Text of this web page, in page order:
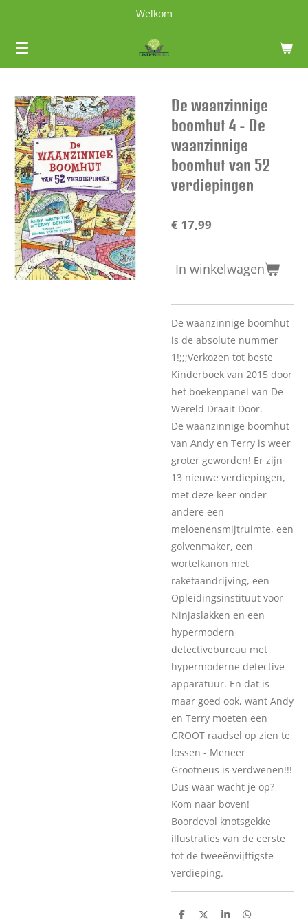
naar
de
Welkom
De waanzinnige
boomhut 4 - De
waanzinnige
boomhut van 52
verdiepingen
€ 17,99
In winkelwagen
De waanzinnige boomhut
is de absolute nummer
1!;;;Verkozen tot beste
Kinderboek van 2015 door
het boekenpanel van De
Wereld Draait Door.
De waanzinnige boomhut
van Andy en Terry is weer
groter geworden! Er zijn
13 nieuwe verdiepingen,
met deze keer onder
andere een
meloenensmijtruimte, een
golvenmaker, een
wortelkanon met
raketaandrijving, een
Opleidingsinstituut voor
Ninjaslakken en een
hypermodern
detectivebureau met
hypermoderne detective-
apparatuur. En dat is
maar goed ook, want Andy
en Terry moeten een
GROOT raadsel op zien te
lossen - Meneer
Grootneus is verdwenen!!!
Dus waar wacht je op?
Kom naar boven!
Boordevol knotsgekke
illustraties van de eerste
tot de tweeënvijftigste
verdieping.
D
D
S
D